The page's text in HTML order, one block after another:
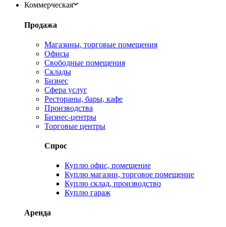
Коммерческая
Продажа
Магазины, торговые помещения
Офисы
Свободные помещения
Склады
Бизнес
Сфера услуг
Рестораны, бары, кафе
Производства
Бизнес-центры
Торговые центры
Спрос
Куплю офис, помещение
Куплю магазин, торговое помещение
Куплю склад, производство
Куплю гараж
Аренда